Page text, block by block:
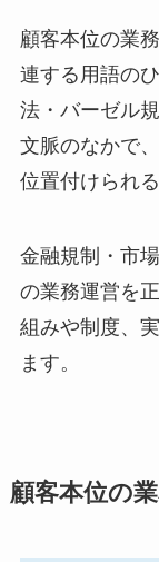
顧客本位の業
連する用語の
法・バーゼル
文脈のなかで
位置付けられ
金融規制・市
の業務運営を
組みや制度、
ます。
顧客本位の